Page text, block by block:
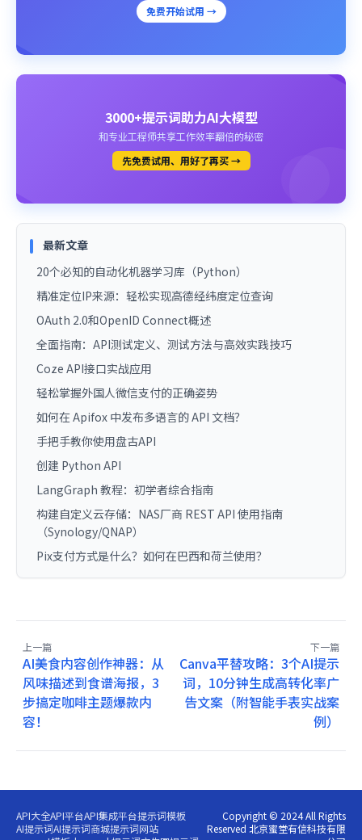
免费开始试用 →
3000+提示词助力AI大模型
和专业工程师共享工作效率翻倍的秘密
先免费试用、用好了再买 →
最新文章
20个必知的自动化机器学习库（Python）
精准定位IP来源：轻松实现高德经纬度定位查询
OAuth 2.0和OpenID Connect概述
全面指南：API测试定义、测试方法与高效实践技巧
Coze API接口实战应用
轻松掌握外国人微信支付的正确姿势
如何在 Apifox 中发布多语言的 API 文档？
手把手教你使用盘古API
创建 Python API
LangGraph 教程：初学者综合指南
构建自定义云存储：NAS厂商 REST API 使用指南
（Synology/QNAP）
Pix支付方式是什么？如何在巴西和荷兰使用？
上一篇
AI美食内容创作神器：从
风味描述到食谱海报，3
步搞定咖啡主题爆款内
容！
下一篇
Canva平替攻略：3个AI提示
词，10分钟生成高转化率广
告文案（附智能手表实战案
例）
API大全API平台API集成平台提示词模板
AI提示词AI提示词商城提示词网站
Copyright © 2024 All Rights
Reserved 北京蜜堂有信科技有限